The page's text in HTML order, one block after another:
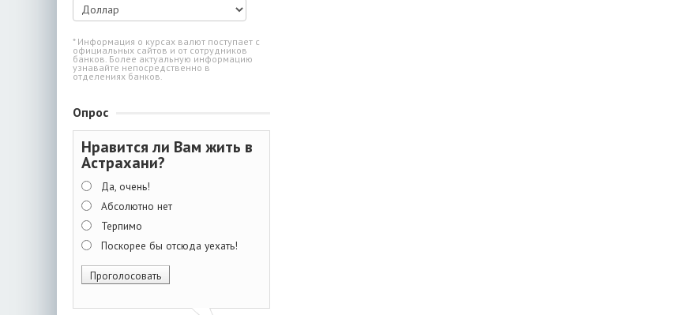
* Информация о курсах валют поступает с
официальных сайтов и от сотрудников
банков. Более актуальную информацию
узнавайте непосредственно в
отделениях банков.
Опрос
Нравится ли Вам жить в
Астрахани?
Да, очень!
Абсолютно нет
Терпимо
Поскорее бы отсюда уехать!